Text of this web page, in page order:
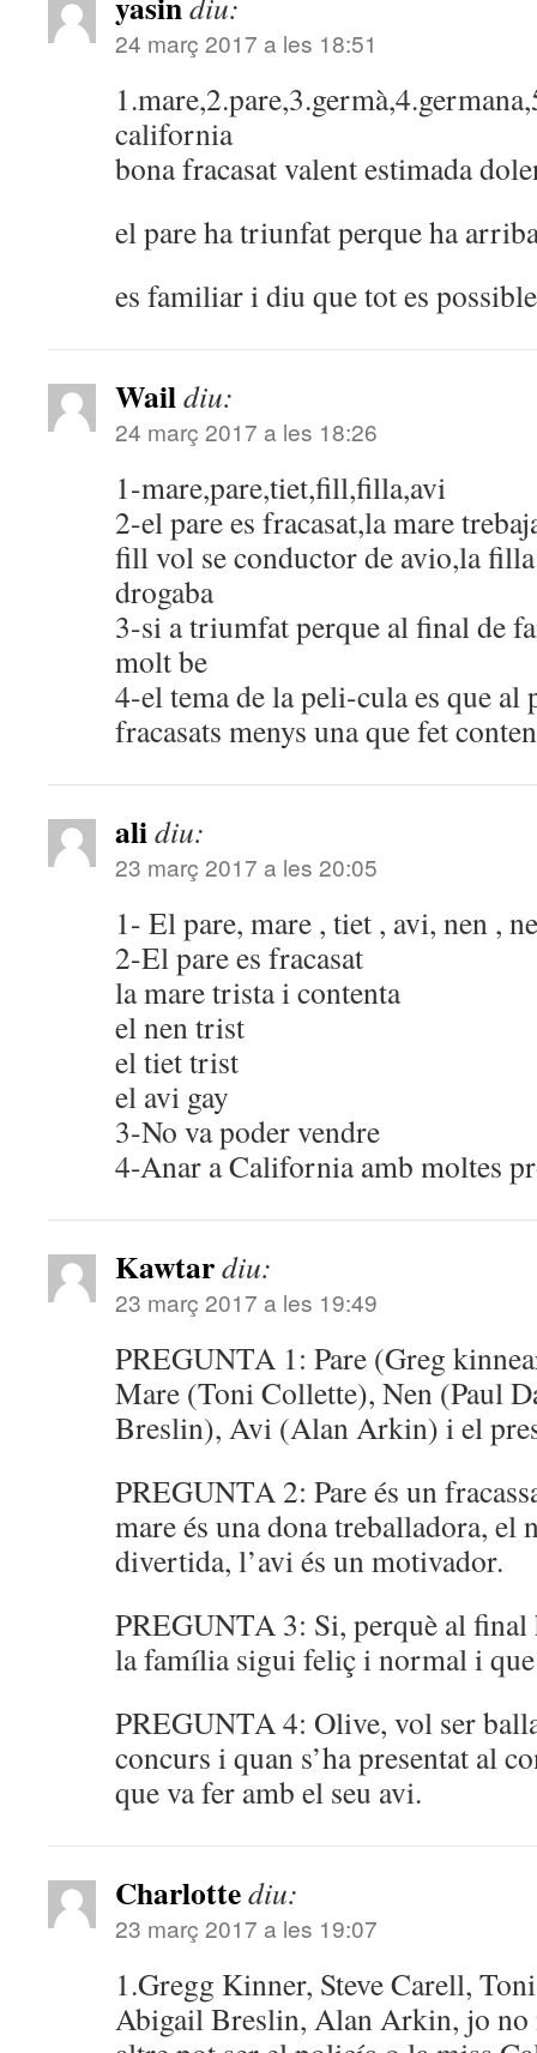
24 març 2017 a les 18:51
california
bona fracasat valent estimada
el pare ha triunfat perque ha
es familiar i diu que tot es possible
Waildiu:
24 març 2017 a les 18:26
1-mare,pare,tiet,fill,filla,avi
2-el pare es fracasat,la mare
fill vol se conductor de avio,la
drogaba
3-si a triumfat perque al final de
molt be
4-el tema de la peli-cula es que
fracasats menys una que fet
alidiu:
23 març 2017 a les 20:05
1- El pare, mare , tiet , avi, nen ,
2-El pare es fracasat
la mare trista i contenta
el nen trist
el tiet trist
el avi gay
3-No va poder vendre
4-Anar a California amb moltes
Kawtardiu:
23 març 2017 a les 19:49
PREGUNTA 1: Pare (Greg
Mare (Toni Collette), Nen (Paul
Breslin), Avi (Alan Arkin) i el
PREGUNTA 2: Pare és un
mare és una dona treballadora, el
divertida, l’avi és un motivador.
PREGUNTA 3: Si, perquè al final
la família sigui feliç i normal i
PREGUNTA 4: Olive, vol ser
concurs i quan s’ha presentat al
que va fer amb el seu avi.
Charlottediu:
23 març 2017 a les 19:07
1.Gregg Kinner, Steve Carell,
Abigail Breslin, Alan Arkin, jo no